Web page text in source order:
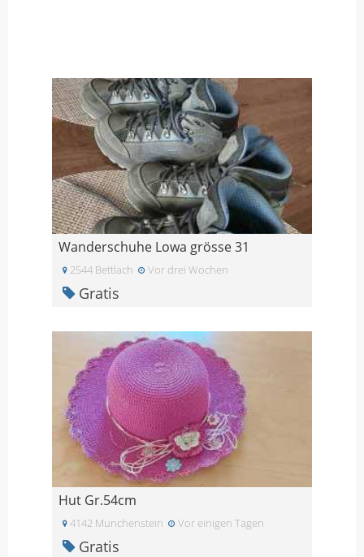
Wanderschuhe Lowa grösse 31
2544 Bettlach Vor drei Wochen
Gratis
Hut Gr.54cm
4142 Munchenstein Vor einigen Tagen
Gratis